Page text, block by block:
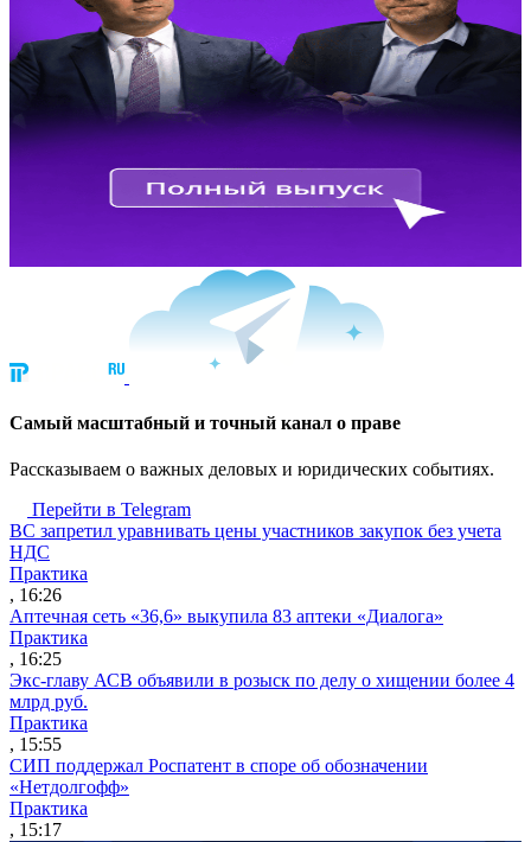
Cамый масштабный и точный канал о праве
Рассказываем о важных деловых и юридических событиях.
Перейти в Telegram
ВС запретил уравнивать цены участников закупок без учета
НДС
Практика
, 16:26
Аптечная сеть «36,6» выкупила 83 аптеки «Диалога»
Практика
, 16:25
Экс-главу АСВ объявили в розыск по делу о хищении более 4
млрд руб.
Практика
, 15:55
СИП поддержал Роспатент в споре об обозначении
«Нетдолгофф»
Практика
, 15:17